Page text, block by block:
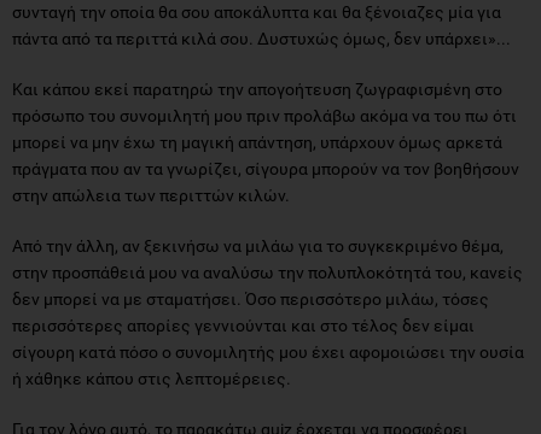
συνταγή την οποία θα σου αποκάλυπτα και θα ξένοιαζες μία για
πάντα από τα περιττά κιλά σου. Δυστυχώς όμως, δεν υπάρχει»...
Και κάπου εκεί παρατηρώ την απογοήτευση ζωγραφισμένη στο
πρόσωπο του συνομιλητή μου πριν προλάβω ακόμα να του πω ότι
μπορεί να μην έχω τη μαγική απάντηση, υπάρχουν όμως αρκετά
πράγματα που αν τα γνωρίζει, σίγουρα μπορούν να τον βοηθήσουν
στην απώλεια των περιττών κιλών.
Από την άλλη, αν ξεκινήσω να μιλάω για το συγκεκριμένο θέμα,
στην προσπάθειά μου να αναλύσω την πολυπλοκότητά του, κανείς
δεν μπορεί να με σταματήσει. Όσο περισσότερο μιλάω, τόσες
περισσότερες απορίες γεννιούνται και στο τέλος δεν είμαι
σίγουρη κατά πόσο ο συνομιλητής μου έχει αφομοιώσει την ουσία
ή χάθηκε κάπου στις λεπτομέρειες.
Για τον λόγο αυτό, το παρακάτω quiz έρχεται να προσφέρει